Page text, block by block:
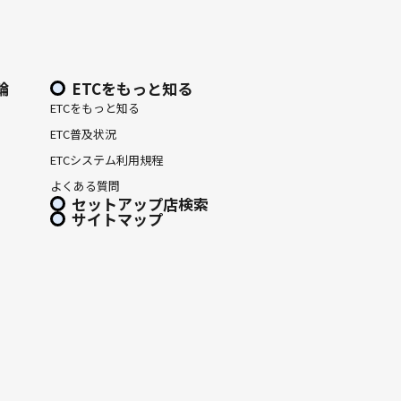
ETCをもっと知る
ETCをもっと知る
ETC普及状況
ETCシステム利用規程
よくある質問
セットアップ店検索
サイトマップ